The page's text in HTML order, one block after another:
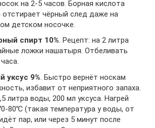
на 2-5 часов. Борная кислота
отстирает чёрный след даже на
детском носочке.
спирт 10%. Рецепт: на 2 литра
ложки нашатыря. Отбеливать
уксус 9% . Быстро вернёт носкам
избавит от неприятного запаха.
литра воды, 200 мл уксуса. Нагрей
80℃ (такая температура у воды, от
пар, или через 5 минут после